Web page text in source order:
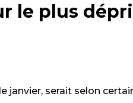
le plus
janvier, serait selon